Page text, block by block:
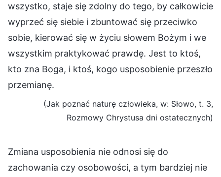
wszystko, staje się zdolny do tego, by całkowicie
wyprzeć się siebie i zbuntować się przeciwko
sobie, kierować się w życiu słowem Bożym i we
wszystkim praktykować prawdę. Jest to ktoś,
kto zna Boga, i ktoś, kogo usposobienie przeszło
przemianę.
(Jak poznać naturę człowieka, w: Słowo, t. 3,
Rozmowy Chrystusa dni ostatecznych)
Zmiana usposobienia nie odnosi się do
zachowania czy osobowości, a tym bardziej nie